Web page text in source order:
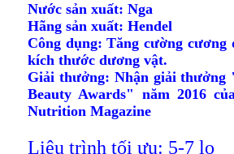
Nước sản xuất: Nga
Hãng sản xuất: Hendel
Công dụng: Tăng cường cương
kích thước dương vật.
Giải thưởng: Nhận giải thưởng
Beauty Awards" năm 2016
Nutrition Magazine
Liệu trình tối ưu: 5-7 lọ